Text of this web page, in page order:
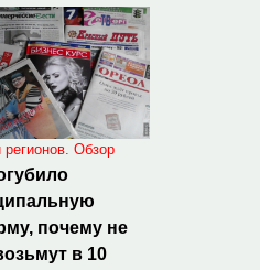
регионов. Обзор
почему не
в 10